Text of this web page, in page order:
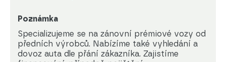
Poznámka
Specializujeme se na zánovní prémiové vozy od
předních výrobců. Nabízíme také vyhledání a
dovoz auta dle přání zákazníka. Zajistíme